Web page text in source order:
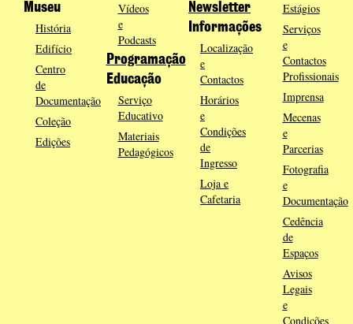
Museu
História
Edifício
Centro
de
Documentação
Coleção
Edições
Vídeos
e
Podcasts
Programação
Educação
Serviço
Educativo
Materiais
Pedagógicos
Newsletter
Informações
Localização
e
Contactos
Horários
e
Condições
de
Ingresso
Loja e
Cafetaria
Estágios
Serviços
e
Contactos
Profissionais
Imprensa
Mecenas
e
Parcerias
Fotografia
e
Documentação
Cedência
de
Espaços
Avisos
Legais
e
Condições